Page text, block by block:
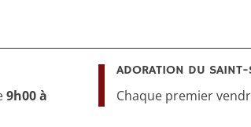
9h00 à
ADORATION DU SAINT-
Chaque premier